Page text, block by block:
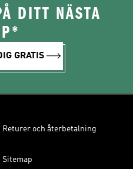
DITT NÄSTA
GRATIS
Returer och återbetalning
Sitemap